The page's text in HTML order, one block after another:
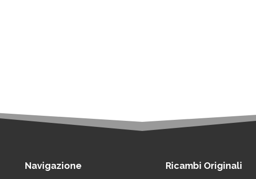
Navigazione Ricambi Originali